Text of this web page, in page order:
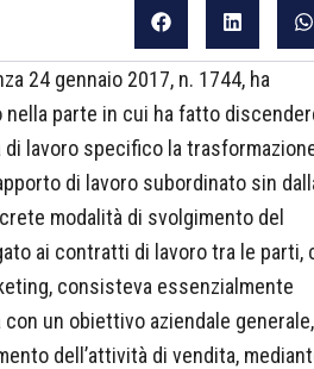
24 gennaio 2017, n. 1744, ha
parte in cui ha fatto
di lavoro specifico la
di lavoro subordinato sin
modalità di svolgimento del
ai contratti di lavoro tra le parti,
consisteva essenzialmente
un obiettivo aziendale generale,
dell’attività di vendita,